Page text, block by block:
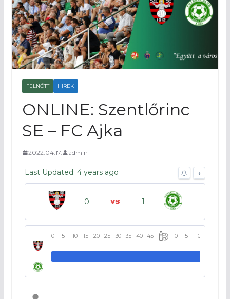
FELNŐTT HÍREK
ONLINE: Szentlőrinc
SE – FC Ajka
2022.04.17. admin
Last Updated: 4 years ago ↓
0 1
0 5 10 15 20 25 30 35 40 45 0 5 10